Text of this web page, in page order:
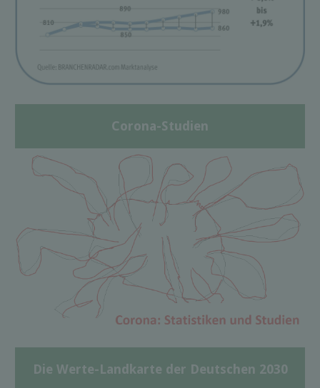
Corona-Studien
Die Werte-Landkarte der Deutschen 2030